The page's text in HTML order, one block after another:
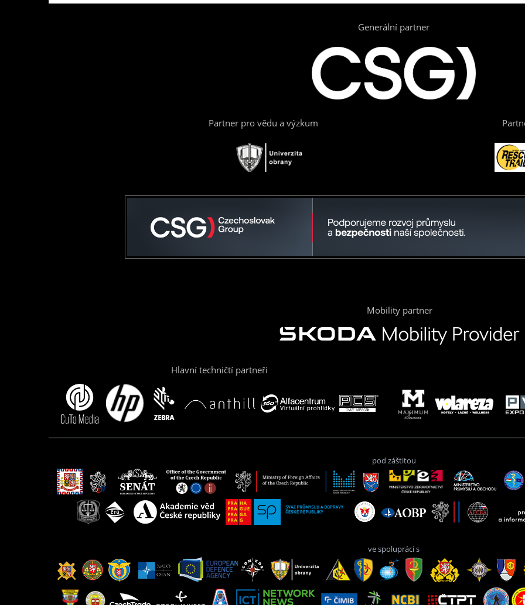
Generální partner
Partner pro vědu a výzkum
Mobility partner
Hlavní techničtí partneři
pod záštitou
ve spolupráci s